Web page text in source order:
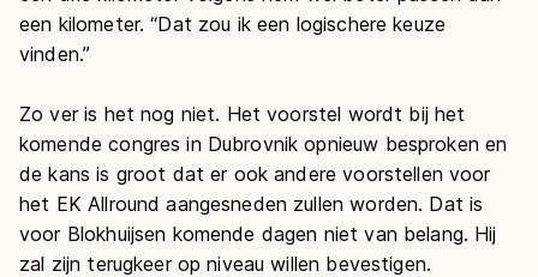
een kilometer. “Dat zou ik een logischere keuze
vinden.”
Zo ver is het nog niet. Het voorstel wordt bij het
komende congres in Dubrovnik opnieuw besproken en
de kans is groot dat er ook andere voorstellen voor
het EK Allround aangesneden zullen worden. Dat is
voor Blokhuijsen komende dagen niet van belang. Hij
zal zijn terugkeer op niveau willen bevestigen.